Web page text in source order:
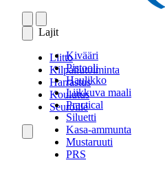
Lajit
Kivääri
Pistooli
Haulikko
Liikkuva maali
Practical
Siluetti
Kasa-ammunta
Mustaruuti
PRS
Liitto
Kilpailutoiminta
Harrastus
Koulutus
Seuroille